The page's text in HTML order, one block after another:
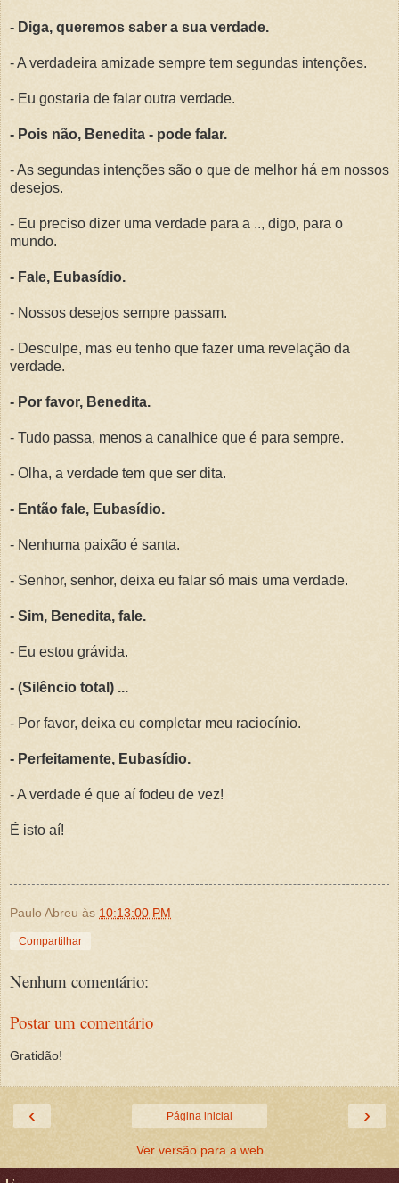
- Diga, queremos saber a sua verdade.
- A verdadeira amizade sempre tem segundas intenções.
- Eu gostaria de falar outra verdade.
- Pois não, Benedita - pode falar.
- As segundas intenções são o que de melhor há em nossos
desejos.
- Eu preciso dizer uma verdade para a .., digo, para o
mundo.
- Fale, Eubasídio.
- Nossos desejos sempre passam.
- Desculpe, mas eu tenho que fazer uma revelação da
verdade.
- Por favor, Benedita.
- Tudo passa, menos a canalhice que é para sempre.
- Olha, a verdade tem que ser dita.
- Então fale, Eubasídio.
- Nenhuma paixão é santa.
- Senhor, senhor, deixa eu falar só mais uma verdade.
- Sim, Benedita, fale.
- Eu estou grávida.
- (Silêncio total) ...
- Por favor, deixa eu completar meu raciocínio.
- Perfeitamente, Eubasídio.
- A verdade é que aí fodeu de vez!
É isto aí!
Paulo Abreu às 10:13:00 PM
Compartilhar
Nenhum comentário:
Postar um comentário
Gratidão!
‹ ›
Página inicial
Ver versão para a web